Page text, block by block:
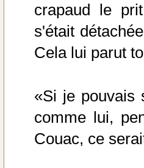
crapaud le
s'était
Cela lui parut
«Si je pouvais
comme lui,
Couac, ce